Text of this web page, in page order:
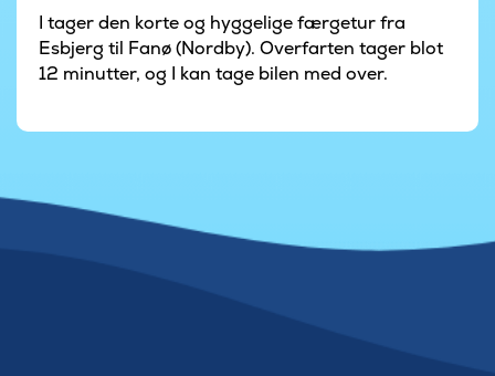
I tager den korte og hyggelige færgetur fra
Esbjerg til Fanø (Nordby). Overfarten tager blot
12 minutter, og I kan tage bilen med over.